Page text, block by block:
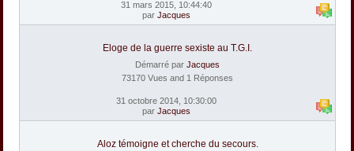
31 mars 2015, 10:44:40
par Jacques
Eloge de la guerre sexiste au T.G.I.
Démarré par Jacques
73170 Vues and 1 Réponses
31 octobre 2014, 10:30:00
par Jacques
Aloz témoigne et cherche du secours.